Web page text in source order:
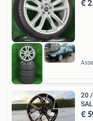
€
20
€